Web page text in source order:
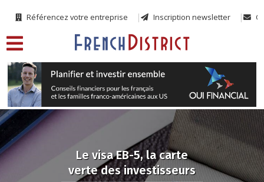
Référencez votre entreprise Inscription newsletter
Le visa EB-5, la carte
verte des investisseurs